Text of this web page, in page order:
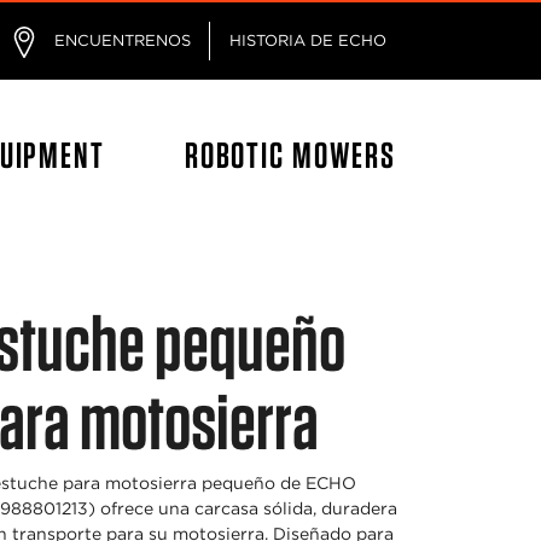
ENCUENTRENOS HISTORIA DE ECHO
ROBOTIC MOWERS
pequeño
motosierra
para motosierra pequeño de ECHO
ofrece una carcasa sólida, duradera
transporte para su motosierra. Diseñado para